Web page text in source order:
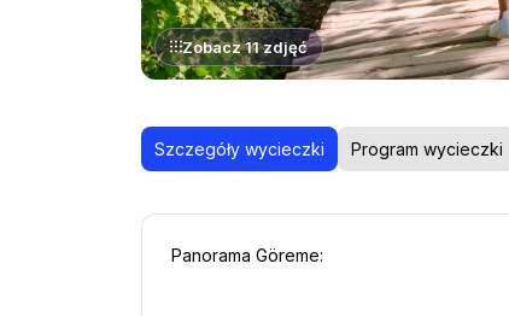
Zobacz 11 zdjęć
Szczegóły wycieczki Program wycieczki
Panorama Göreme: